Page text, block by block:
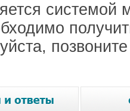
системой